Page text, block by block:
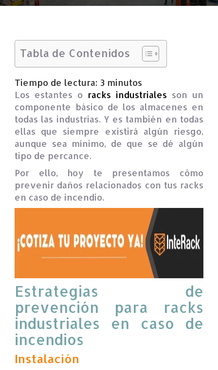
Tabla de Contenidos
Tiempo de lectura: 3 minutos
Los estantes o racks industriales son un
componente básico de los almacenes en
todas las industrias. Y es también en todas
ellas que siempre existirá algún riesgo,
aunque sea mínimo, de que se dé algún
tipo de percance.
Por ello, hoy te presentamos cómo
prevenir daños relacionados con tus racks
en caso de incendio.
Estrategias de
prevención para racks
industriales en caso de
incendios
Instalación